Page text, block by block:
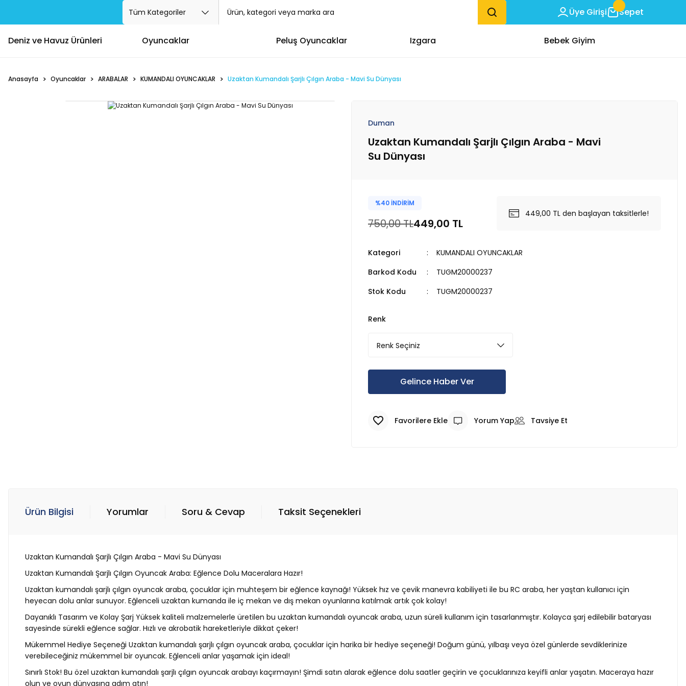
Üye Girişi Sepet
Deniz ve Havuz Ürünleri Oyuncaklar Peluş Oyuncaklar Izgara Bebek Giyim
Anasayfa Oyuncaklar ARABALAR KUMANDALI OYUNCAKLAR Uzaktan Kumandalı Şarjlı Çılgın Araba - Mavi Su Dünyası
Duman
Uzaktan Kumandalı Şarjlı Çılgın Araba - Mavi
Su Dünyası
%40 İNDİRİM
750,00 TL449,00 TL
449,00 TL den başlayan taksitlerle!
Kategori
KUMANDALI OYUNCAKLAR
Barkod Kodu
TUGM20000237
Stok Kodu
TUGM20000237
Renk
Gelince Haber Ver
Yorum Yap Tavsiye Et
Ürün Bilgisi Yorumlar Soru & Cevap Taksit Seçenekleri
Uzaktan Kumandalı Şarjlı Çılgın Araba - Mavi Su Dünyası
Uzaktan Kumandalı Şarjlı Çılgın Oyuncak Araba: Eğlence Dolu Maceralara Hazır!
Uzaktan kumandalı şarjlı çılgın oyuncak araba, çocuklar için muhteşem bir eğlence kaynağı! Yüksek hız ve çevik manevra kabiliyeti ile bu RC araba, her yaştan kullanıcı için
heyecan dolu anlar sunuyor. Eğlenceli uzaktan kumanda ile iç mekan ve dış mekan oyunlarına katılmak artık çok kolay!
Dayanıklı Tasarım ve Kolay Şarj Yüksek kaliteli malzemelerle üretilen bu uzaktan kumandalı oyuncak araba, uzun süreli kullanım için tasarlanmıştır. Kolayca şarj edilebilir bataryası
sayesinde sürekli eğlence sağlar. Hızlı ve akrobatik hareketleriyle dikkat çeker!
Mükemmel Hediye Seçeneği Uzaktan kumandalı şarjlı çılgın oyuncak araba, çocuklar için harika bir hediye seçeneği! Doğum günü, yılbaşı veya özel günlerde sevdiklerinize
verebileceğiniz mükemmel bir oyuncak. Eğlenceli anlar yaşamak için ideal!
Sınırlı Stok! Bu özel uzaktan kumandalı şarjlı çılgın oyuncak arabayı kaçırmayın! Şimdi satın alarak eğlence dolu saatler geçirin ve çocuklarınıza keyifli anlar yaşatın. Maceraya hazır
olun ve oyun dünyasına adım atın!